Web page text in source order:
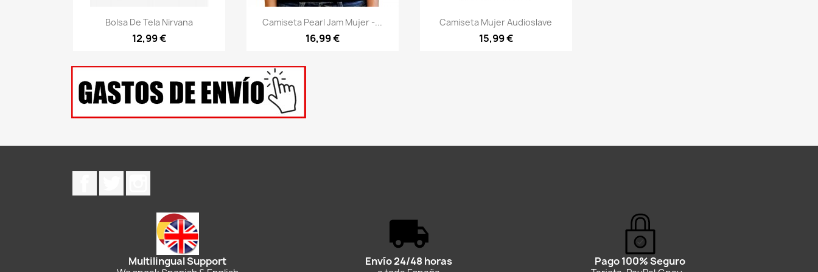
 Vista rápida
Bolsa De Tela Nirvana
12,99 €
Vista rápida
Camiseta Pearl Jam Mujer -...
16,99 €
Vista rápida
Camiseta Mujer Audioslave
15,99 €
Multilingual Support Envío 24/48 horas Pago 100% Seguro